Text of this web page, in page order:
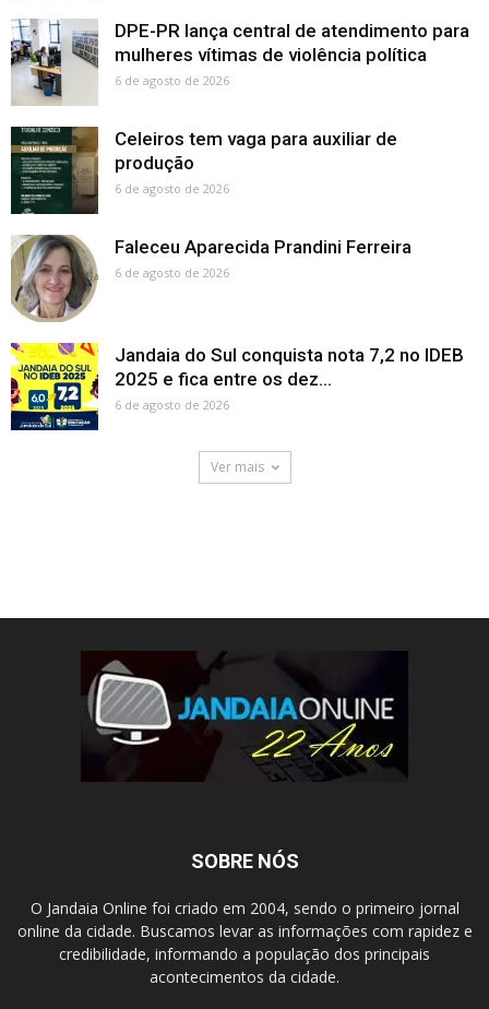
DPE-PR lança central de atendimento para
mulheres vítimas de violência política
6 de agosto de 2026
Celeiros tem vaga para auxiliar de
produção
6 de agosto de 2026
Faleceu Aparecida Prandini Ferreira
6 de agosto de 2026
Jandaia do Sul conquista nota 7,2 no IDEB
2025 e fica entre os dez...
6 de agosto de 2026
Ver mais
SOBRE NÓS
O Jandaia Online foi criado em 2004, sendo o primeiro jornal
online da cidade. Buscamos levar as informações com rapidez e
credibilidade, informando a população dos principais
acontecimentos da cidade.